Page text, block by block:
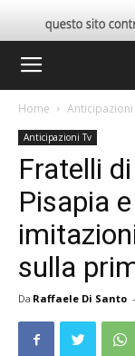
Home Anticipazioni
Anticipazioni Tv
Fratelli
Pisapia
sulla
Da Raffaele Di Santo -